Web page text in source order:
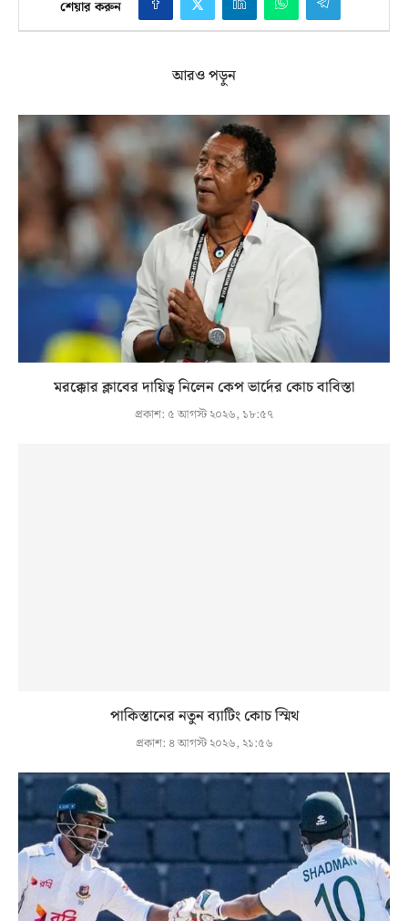
শেয়ার করুন
আরও পড়ুন
মরক্কোর ক্লাবের দায়িত্ব নিলেন কেপ ভার্দের কোচ বাবিস্তা
প্রকাশ: ৫ আগস্ট ২০২৬, ১৮:৫৭
পাকিস্তানের নতুন ব্যাটিং কোচ স্মিথ
প্রকাশ: ৪ আগস্ট ২০২৬, ২১:৫৬